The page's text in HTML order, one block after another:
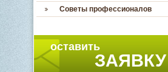
Советы профессионалов
оставить
ЗАЯВКУ